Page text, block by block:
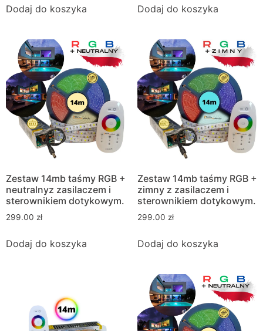
Dodaj do koszyka Dodaj do koszyka
Zestaw 14mb taśmy RGB +
neutralnyz zasilaczem i
sterownikiem dotykowym.
299.00 zł
Dodaj do koszyka
Zestaw 14mb taśmy RGB +
zimny z zasilaczem i
sterownikiem dotykowym.
299.00 zł
Dodaj do koszyka